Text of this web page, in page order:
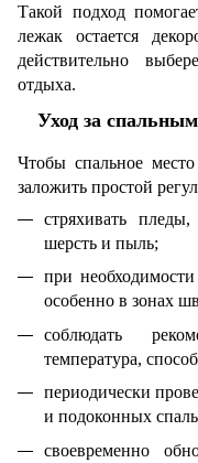
Такой подход
лежак остается
действительно
отдыха.
Уход за
Чтобы спальное
заложить простой
стряхивать
шерсть и пыль;
при
особенно в зонах
соблюдать
температура,
периодически
и подоконных
своевременно